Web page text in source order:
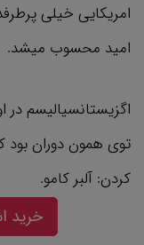
امریکایی خیلی
امید محسوب میشد.
اگزیستانسیالیسم در
توی همون دوران بود
کردن: آلبر کامو.
خرید اشتراک